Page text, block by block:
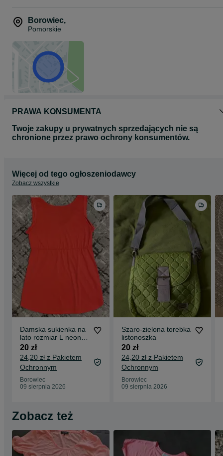
Borowiec,
Pomorskie
PRAWA KONSUMENTA
Twoje zakupy u prywatnych sprzedających nie są
chronione przez prawo ochrony konsumentów.
Więcej od tego ogłoszeniodawcy
Zobacz wszystkie
Damska sukienka na
lato rozmiar L neon
koral
20 zł
24,20 zł z Pakietem
Ochronnym
Borowiec
09 sierpnia 2026
Szaro-zielona torebka
listonoszka
20 zł
24,20 zł z Pakietem
Ochronnym
Borowiec
09 sierpnia 2026
Zobacz też